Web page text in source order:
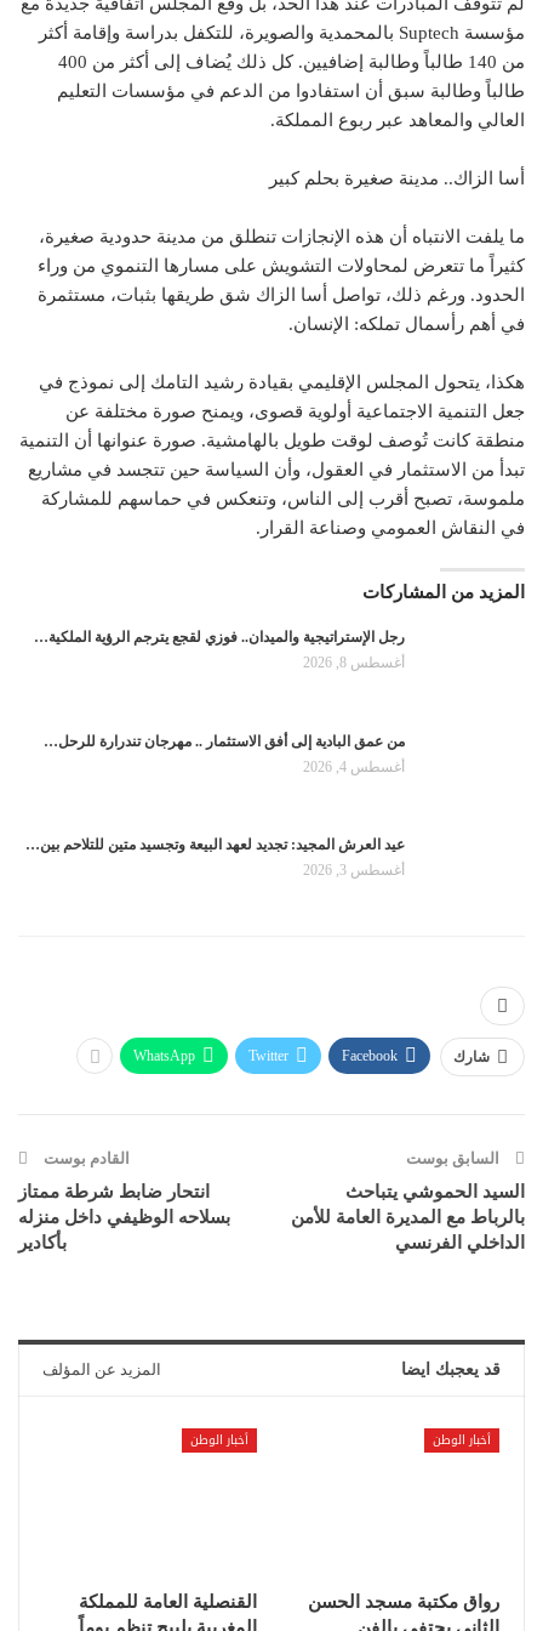
مؤسسة Suptech بالمحمدية والصويرة، للتكفل بدراسة وإقامة أكثر
من 140 طالباً وطالبة إضافيين. كل ذلك يُضاف إلى أكثر من 400
طالباً وطالبة سبق أن استفادوا من الدعم في مؤسسات التعليم
العالي والمعاهد عبر ربوع المملكة.
أسا الزاك.. مدينة صغيرة بحلم كبير
ما يلفت الانتباه أن هذه الإنجازات تنطلق من مدينة حدودية صغيرة،
كثيراً ما تتعرض لمحاولات التشويش على مسارها التنموي من وراء
الحدود. ورغم ذلك، تواصل أسا الزاك شق طريقها بثبات، مستثمرة
في أهم رأسمال تملكه: الإنسان.
هكذا، يتحول المجلس الإقليمي بقيادة رشيد التامك إلى نموذج في
جعل التنمية الاجتماعية أولوية قصوى، ويمنح صورة مختلفة عن
منطقة كانت تُوصف لوقت طويل بالهامشية. صورة عنوانها أن التنمية
تبدأ من الاستثمار في العقول، وأن السياسة حين تتجسد في مشاريع
ملموسة، تصبح أقرب إلى الناس، وتنعكس في حماسهم للمشاركة
في النقاش العمومي وصناعة القرار.
المزيد من المشاركات
رجل الإستراتيجية والميدان.. فوزي لقجع يترجم الرؤية الملكية…
أغسطس 8, 2026
من عمق البادية إلى أفق الاستثمار .. مهرجان تندرارة للرحل…
أغسطس 4, 2026
عيد العرش المجيد: تجديد لعهد البيعة وتجسيد متين للتلاحم بين…
أغسطس 3, 2026
شارك Facebook
Twitter
WhatsApp
السابق بوست
السيد الحموشي يتباحث
بالرباط مع المديرة العامة للأمن
الداخلي الفرنسي
القادم بوست
انتحار ضابط شرطة ممتاز
بسلاحه الوظيفي داخل منزله
بأكادير
قد يعجبك ايضا المزيد عن المؤلف
أخبار الوطن
رواق مكتبة مسجد الحسن
أخبار الوطن
القنصلية العامة للمملكة